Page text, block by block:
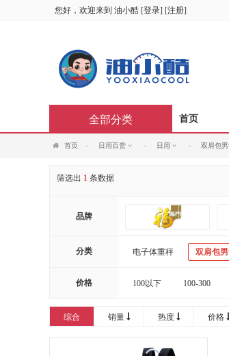
您好，欢迎来到 油小酷 [登录] [注册]
首页
全部分类
首页 日用百货 日用 双肩包
筛选出 1 条数据
品牌
分类 电子体重秤 双肩包
价格 100以下 100-300
综合 销量 热度 价格